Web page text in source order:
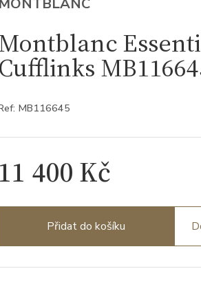
Cufflinks
MB116645
11 400 Kč
Přidat do košíku